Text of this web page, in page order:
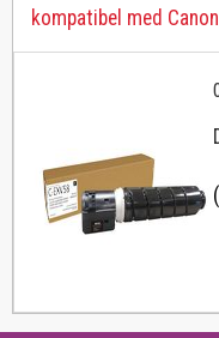
kompatibel med